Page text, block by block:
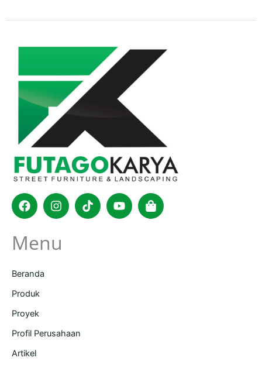
FacebookInstagram
TiktokYoutubeShopping-
bag
Menu
Beranda
Produk
Proyek
Profil Perusahaan
Artikel